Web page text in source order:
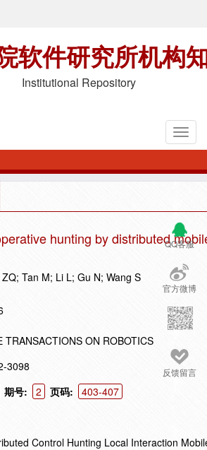
软件研究所机构
Institutional Repository
QQ客服
官方微博
反馈留言
hunting by distributed
Tan M; Li L; Gu N; Wang S
TRANSACTIONS ON ROBOTICS
3098
期号: 2 页码:
403-407
Control Hunting Local Interaction